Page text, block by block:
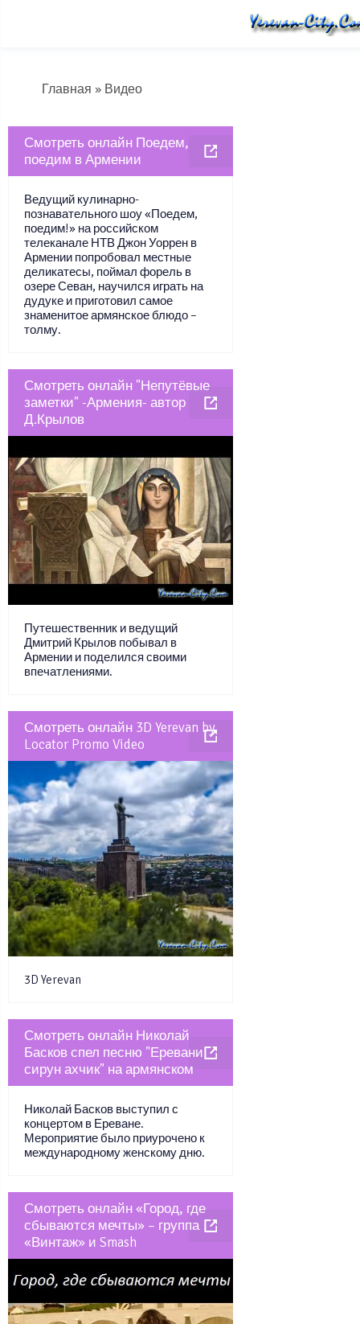
Главная » Видео
Смотреть онлайн Поедем,
поедим в Армении
Ведущий кулинарно-
познавательного шоу «Поедем,
поедим!» на российском
телеканале НТВ Джон Уоррен в
Армении попробовал местные
деликатесы, поймал форель в
озере Севан, научился играть на
дудуке и приготовил самое
знаменитое армянское блюдо –
толму.
Смотреть онлайн "Непутёвые
заметки" -Армения- автор
Д.Крылов
Путешественник и ведущий
Дмитрий Крылов побывал в
Армении и поделился своими
впечатлениями.
Смотреть онлайн 3D Yerevan by
Locator Promo Video
3D Yerevan
Смотреть онлайн Николай
Басков спел песню "Еревани
сирун ахчик" на армянском
Николай Басков выступил с
концертом в Ереване.
Мероприятие было приурочено к
международному женскому дню.
Смотреть онлайн «Город, где
сбываются мечты» – группа
«Винтаж» и Smash